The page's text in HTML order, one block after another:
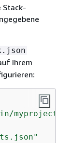
Stack-
Ihrem